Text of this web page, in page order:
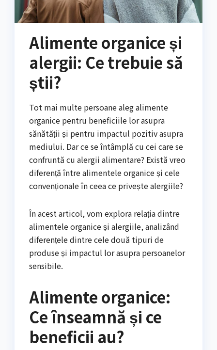
Alimente organice și
alergii: Ce trebuie să
știi?
Tot mai multe persoane aleg alimente
organice pentru beneficiile lor asupra
sănătății și pentru impactul pozitiv asupra
mediului. Dar ce se întâmplă cu cei care se
confruntă cu alergii alimentare? Există vreo
diferență între alimentele organice și cele
convenționale în ceea ce privește alergiile?
În acest articol, vom explora relația dintre
alimentele organice și alergiile, analizând
diferențele dintre cele două tipuri de
produse și impactul lor asupra persoanelor
sensibile.
Alimente organice:
Ce înseamnă și ce
beneficii au?